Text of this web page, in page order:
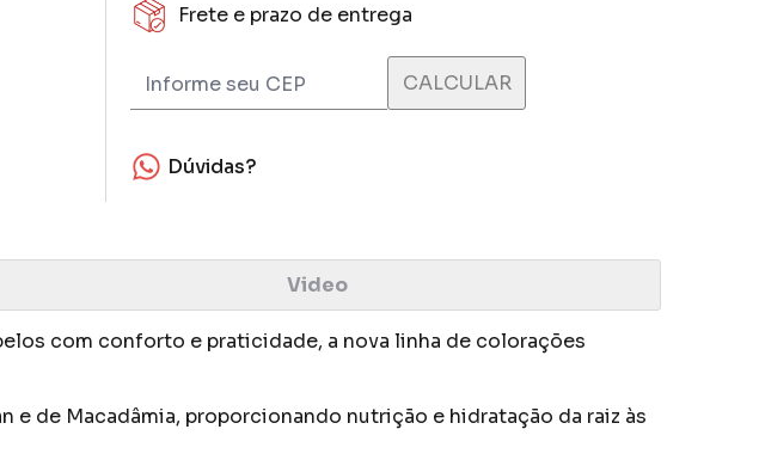
Frete e prazo de entrega
Dúvidas?
Video
com conforto e praticidade, a nova linha de colorações
de Macadâmia, proporcionando nutrição e hidratação da raiz às